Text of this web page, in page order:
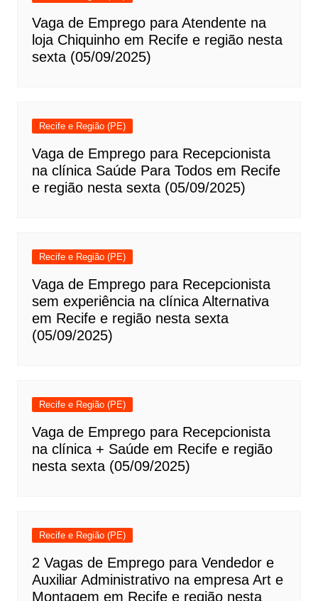
Vaga de Emprego para Atendente na
loja Chiquinho em Recife e região nesta
sexta (05/09/2025)
Recife e Região (PE)
Vaga de Emprego para Recepcionista
na clínica Saúde Para Todos em Recife
e região nesta sexta (05/09/2025)
Recife e Região (PE)
Vaga de Emprego para Recepcionista
sem experiência na clínica Alternativa
em Recife e região nesta sexta
(05/09/2025)
Recife e Região (PE)
Vaga de Emprego para Recepcionista
na clínica + Saúde em Recife e região
nesta sexta (05/09/2025)
Recife e Região (PE)
2 Vagas de Emprego para Vendedor e
Auxiliar Administrativo na empresa Art e
Montagem em Recife e região nesta